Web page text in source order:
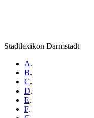
Stadtlexikon Darmstadt
A.
B.
C.
D.
E.
F.